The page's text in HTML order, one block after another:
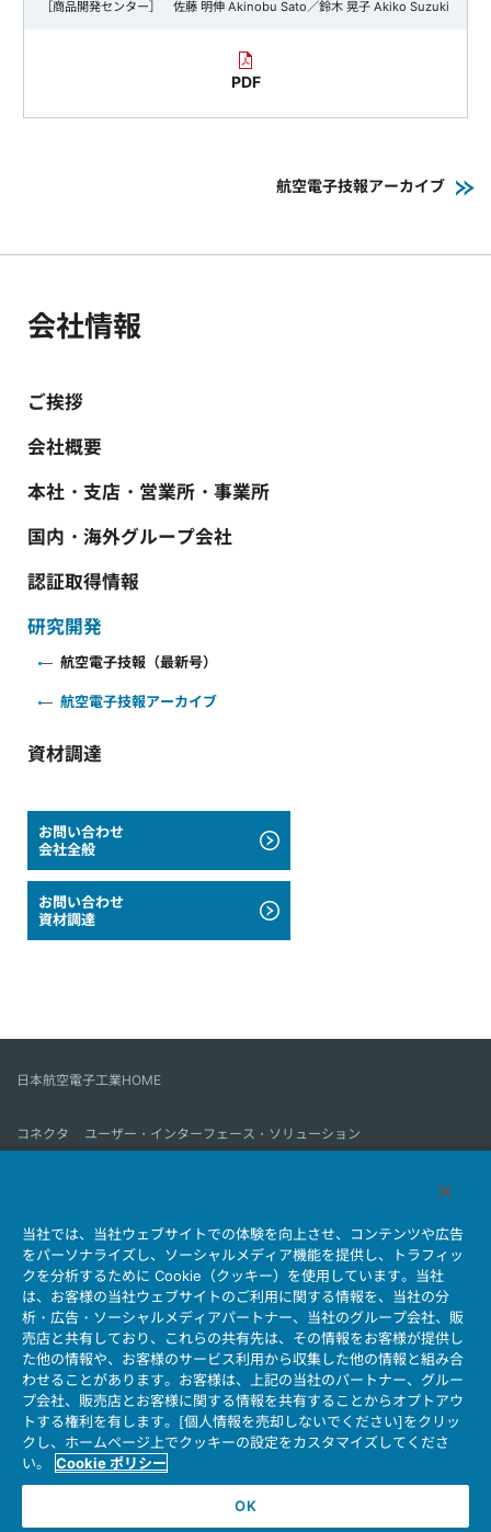
［商品開発センター］ 佐藤 明伸 Akinobu Sato／鈴木 晃子 Akiko Suzuki
PDF
航空電子技報アーカイブ
会社情報
ご挨拶
会社概要
本社・支店・営業所・事業所
国内・海外グループ会社
認証取得情報
研究開発
航空電子技報（最新号）
航空電子技報アーカイブ
資材調達
お問い合わせ
会社全般
お問い合わせ
資材調達
日本航空電子工業HOME
コネクタ
ユーザー・インターフェース・ソリューション
会社情報 サステナビリティ IR情報 採用情報
会社情報新着一覧
製品情報新着一覧
サイトマップ お問い合わせ
個人情報保護ポリシー
JAE Cookie Policy
ウェブアクセシビリティ方針
マイナンバー情報保護ポリシー
当社ウェブサイトのご利用について
ソーシャルメディア公式アカウント運用ポリシー
当社では、当社ウェブサイトでの体験を向上させ、コンテンツや広告
をパーソナライズし、ソーシャルメディア機能を提供し、トラフィッ
クを分析するために Cookie（クッキー）を使用しています。当社
は、お客様の当社ウェブサイトのご利用に関する情報を、当社の分
析・広告・ソーシャルメディアパートナー、当社のグループ会社、販
売店と共有しており、これらの共有先は、その情報をお客様が提供し
た他の情報や、お客様のサービス利用から収集した他の情報と組み合
わせることがあります。お客様は、上記の当社のパートナー、グルー
プ会社、販売店とお客様に関する情報を共有することからオプトアウ
トする権利を有します。[個人情報を売却しないでください]をクリッ
クし、ホームページ上でクッキーの設定をカスタマイズしてくださ
い。
Cookie ポリシー
OK